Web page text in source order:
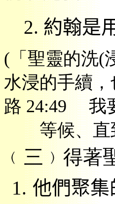
2.約翰是
( 「聖靈的洗(
水浸的手續
路 24:49
我
等候、
﹙ 三﹚得著
1. 他們聚